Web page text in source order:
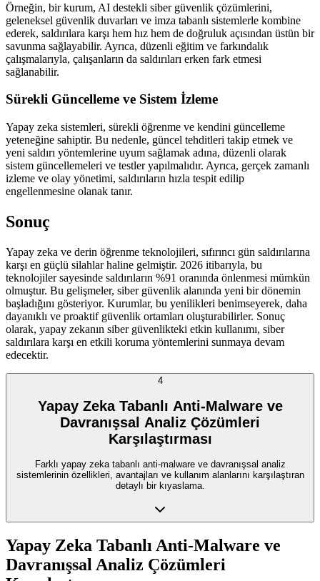
Örneğin, bir kurum, AI destekli siber güvenlik çözümlerini,
geleneksel güvenlik duvarları ve imza tabanlı sistemlerle kombine
ederek, saldırılara karşı hem hız hem de doğruluk açısından üstün bir
savunma sağlayabilir. Ayrıca, düzenli eğitim ve farkındalık
çalışmalarıyla, çalışanların da saldırıları erken fark etmesi
sağlanabilir.
Sürekli Güncelleme ve Sistem İzleme
Yapay zeka sistemleri, sürekli öğrenme ve kendini güncelleme
yeteneğine sahiptir. Bu nedenle, güncel tehditleri takip etmek ve
yeni saldırı yöntemlerine uyum sağlamak adına, düzenli olarak
sistem güncellemeleri ve testler yapılmalıdır. Ayrıca, gerçek zamanlı
izleme ve olay yönetimi, saldırıların hızla tespit edilip
engellenmesine olanak tanır.
Sonuç
Yapay zeka ve derin öğrenme teknolojileri, sıfırıncı gün saldırılarına
karşı en güçlü silahlar haline gelmiştir. 2026 itibarıyla, bu
teknolojiler sayesinde saldırıların %91 oranında önlenmesi mümkün
olmuştur. Bu gelişmeler, siber güvenlik alanında yeni bir dönemin
başladığını gösteriyor. Kurumlar, bu yenilikleri benimseyerek, daha
dayanıklı ve proaktif güvenlik ortamları oluşturabilirler. Sonuç
olarak, yapay zekanın siber güvenlikteki etkin kullanımı, siber
saldırılara karşı en etkili koruma yöntemlerini sunmaya devam
edecektir.
4
Yapay Zeka Tabanlı Anti-Malware ve
Davranışsal Analiz Çözümleri
Karşılaştırması
Farklı yapay zeka tabanlı anti-malware ve davranışsal analiz
sistemlerinin özellikleri, avantajları ve kullanım alanlarını karşılaştıran
detaylı bir kıyaslama.
Yapay Zeka Tabanlı Anti-Malware ve
Davranışsal Analiz Çözümleri